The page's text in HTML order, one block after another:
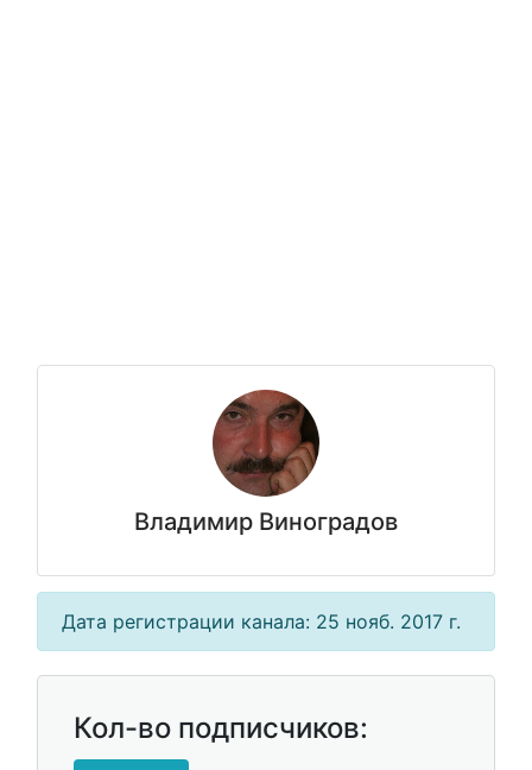
Владимир Виноградов
Дата регистрации канала: 25 нояб. 2017 г.
Кол-во подписчиков: